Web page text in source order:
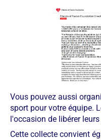
Vous pouvez aussi
sport pour votre équipe.
l'occasion de libérer
Cette collecte convient